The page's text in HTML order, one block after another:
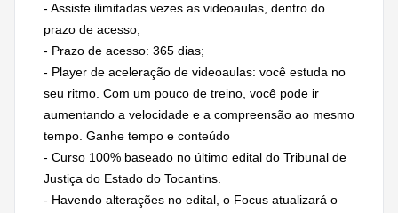
- Assiste ilimitadas vezes as videoaulas, dentro do
prazo de acesso;
- Prazo de acesso: 365 dias;
- Player de aceleração de videoaulas: você estuda no
seu ritmo. Com um pouco de treino, você pode ir
aumentando a velocidade e a compreensão ao mesmo
tempo. Ganhe tempo e conteúdo
- Curso 100% baseado no último edital do Tribunal de
Justiça do Estado do Tocantins.
- Havendo alterações no edital, o Focus atualizará o